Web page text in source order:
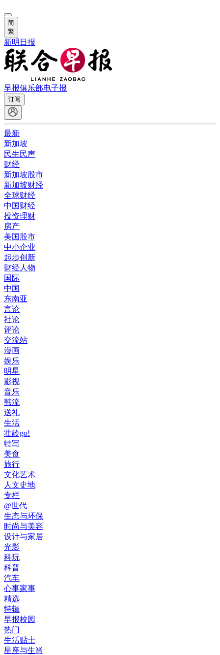
简
繁
新明日报
早报俱乐部电子报
订阅
最新
新加坡
民生民声
财经
新加坡股市
新加坡财经
全球财经
中国财经
投资理财
房产
美国股市
中小企业
起步创新
财经人物
国际
中国
东南亚
言论
社论
评论
交流站
漫画
娱乐
明星
影视
音乐
韩流
送礼
生活
壮龄go!
特写
美食
旅行
文化艺术
人文史地
专栏
@世代
生态与环保
时尚与美容
设计与家居
光影
科玩
科普
汽车
心事家事
精选
特辑
早报校园
热门
生活贴士
星座与生肖